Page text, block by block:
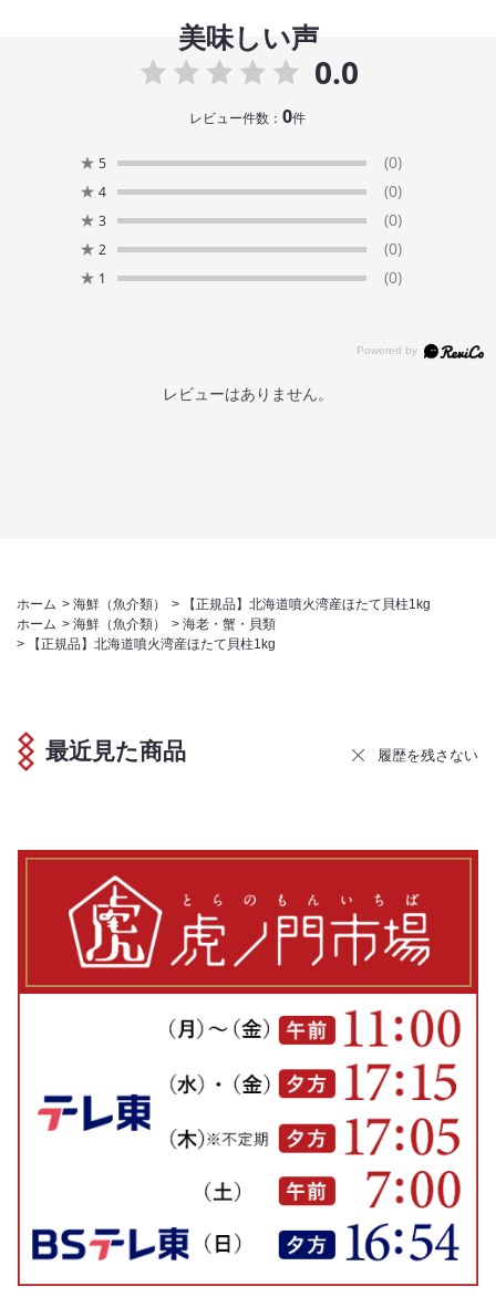
美味しい声
0.0
レビュー件数：0件
★ 5
(0)
★ 4
(0)
★ 3
(0)
★ 2
(0)
★ 1 (0)
レビューはありません。
ホーム > 海鮮（魚介類） >
【正規品】北海道噴火湾産ほたて貝柱1kg
ホーム > 海鮮（魚介類） > 海老・蟹・貝類
>
【正規品】北海道噴火湾産ほたて貝柱1kg
最近見た商品 履歴を残さない